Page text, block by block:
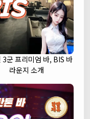
3군 프리미엄 바, BIS 바
라운지 소개